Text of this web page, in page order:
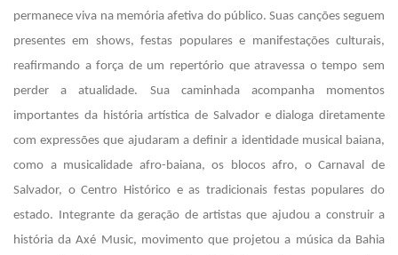
permanece viva na memória afetiva do público. Suas canções seguem
presentes em shows, festas populares e manifestações culturais,
reafirmando a força de um repertório que atravessa o tempo sem
perder a atualidade. Sua caminhada acompanha momentos
importantes da história artística de Salvador e dialoga diretamente
com expressões que ajudaram a definir a identidade musical baiana,
como a musicalidade afro-baiana, os blocos afro, o Carnaval de
Salvador, o Centro Histórico e as tradicionais festas populares do
estado. Integrante da geração de artistas que ajudou a construir a
história da Axé Music, movimento que projetou a música da Bahia